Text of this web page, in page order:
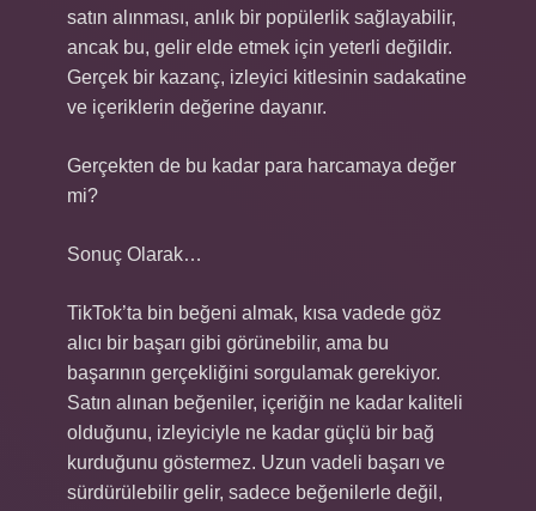
satın alınması, anlık bir popülerlik sağlayabilir,
ancak bu, gelir elde etmek için yeterli değildir.
Gerçek bir kazanç, izleyici kitlesinin sadakatine
ve içeriklerin değerine dayanır.
Gerçekten de bu kadar para harcamaya değer
mi?
Sonuç Olarak…
TikTok’ta bin beğeni almak, kısa vadede göz
alıcı bir başarı gibi görünebilir, ama bu
başarının gerçekliğini sorgulamak gerekiyor.
Satın alınan beğeniler, içeriğin ne kadar kaliteli
olduğunu, izleyiciyle ne kadar güçlü bir bağ
kurduğunu göstermez. Uzun vadeli başarı ve
sürdürülebilir gelir, sadece beğenilerle değil,